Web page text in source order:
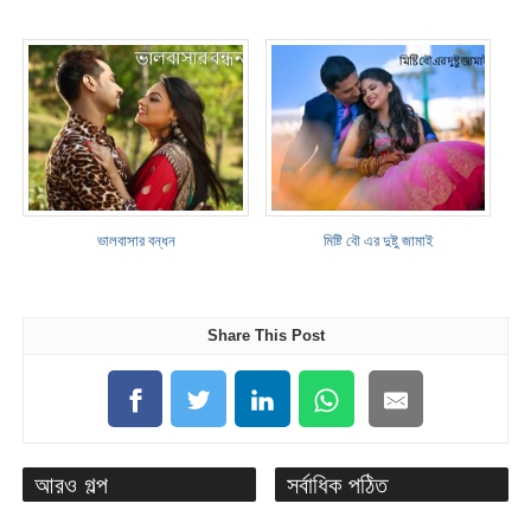
ভালবাসার বন্ধন মিষ্টি বৌ এর দুষ্টু জামাই
Share This Post
আরও গল্প সর্বাধিক পঠিত